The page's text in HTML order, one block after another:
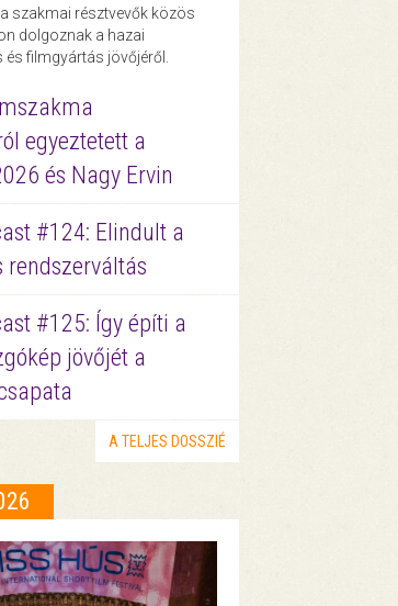
szakmai résztvevők közös
dolgoznak a hazai
filmgyártás jövőjéről.
egyeztetett a
és Nagy Ervin
#124: Elindult a
rendszerváltás
#125: Így építi a
jövőjét a
A TELJES DOSSZIÉ